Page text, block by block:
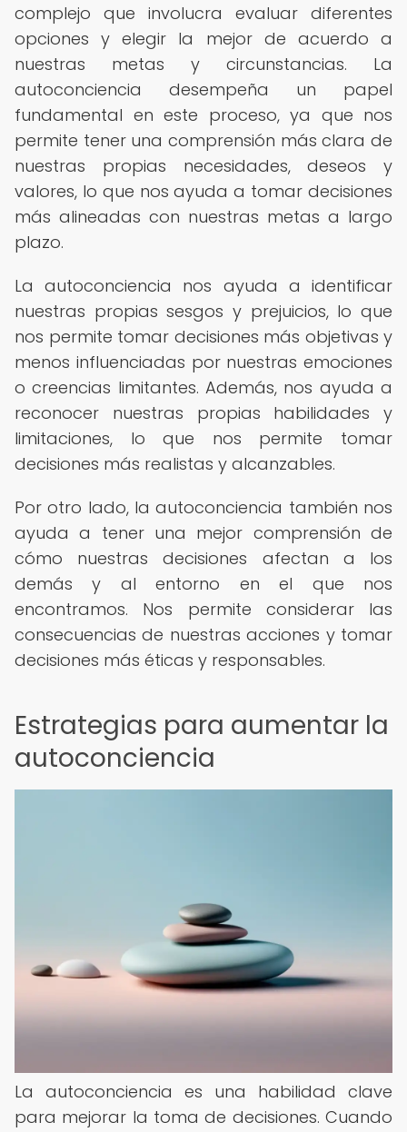
complejo que involucra evaluar diferentes
opciones y elegir la mejor de acuerdo a
nuestras metas y circunstancias. La
autoconciencia desempeña un papel
fundamental en este proceso, ya que nos
permite tener una comprensión más clara de
nuestras propias necesidades, deseos y
valores, lo que nos ayuda a tomar decisiones
más alineadas con nuestras metas a largo
plazo.
La autoconciencia nos ayuda a identificar
nuestras propias sesgos y prejuicios, lo que
nos permite tomar decisiones más objetivas y
menos influenciadas por nuestras emociones
o creencias limitantes. Además, nos ayuda a
reconocer nuestras propias habilidades y
limitaciones, lo que nos permite tomar
decisiones más realistas y alcanzables.
Por otro lado, la autoconciencia también nos
ayuda a tener una mejor comprensión de
cómo nuestras decisiones afectan a los
demás y al entorno en el que nos
encontramos. Nos permite considerar las
consecuencias de nuestras acciones y tomar
decisiones más éticas y responsables.
Estrategias para aumentar la
autoconciencia
La autoconciencia es una habilidad clave
para mejorar la toma de decisiones. Cuando